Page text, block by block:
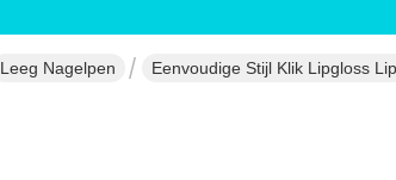
Leeg Nagelpen Eenvoudige Stijl Klik Lipgloss